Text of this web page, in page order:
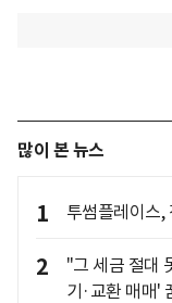
많이 본 뉴스
1 투썸플레이스,
2
"그 세금 절대
기·교환 매매'